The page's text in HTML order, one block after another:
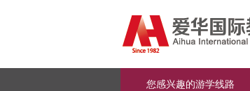
您感兴趣的游学线路